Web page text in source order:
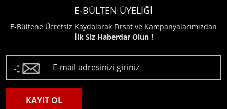
E-BÜLTEN ÜYELİĞİ
E-Bültene Ücretsiz Kaydolarak Fırsat ve Kampanyalarımızdan
İlk Siz Haberdar Olun !
KAYIT OL